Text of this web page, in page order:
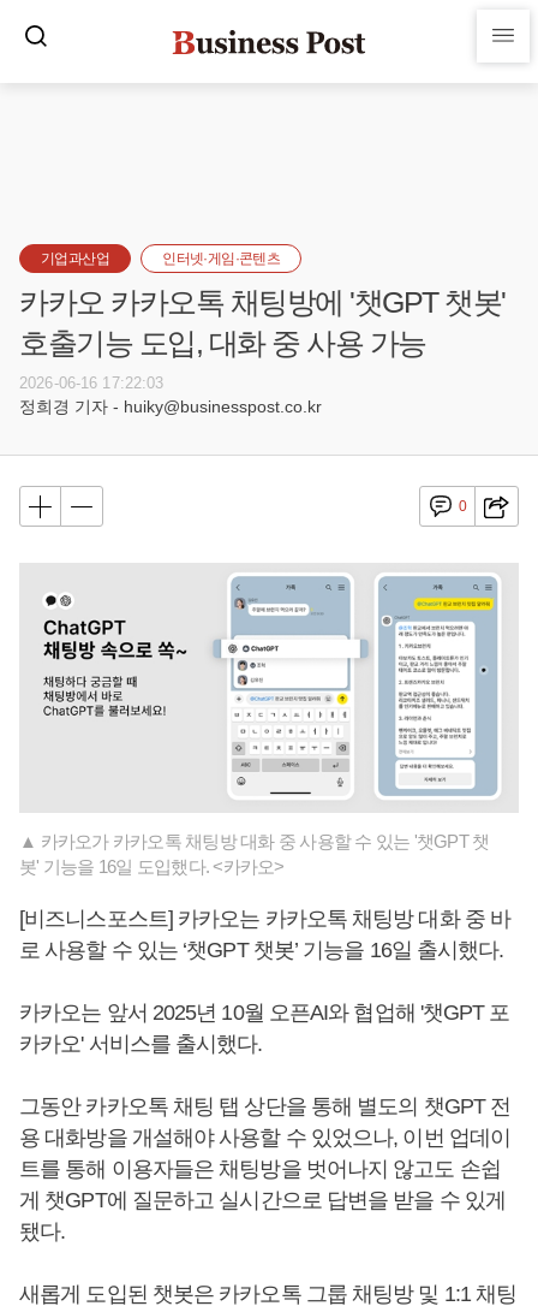
기업과산업 인터넷·게임·콘텐츠
카카오 카카오톡 채팅방에 '챗GPT 챗봇'
호출기능 도입, 대화 중 사용 가능
2026-06-16 17:22:03
정희경 기자 - huiky@businesspost.co.kr
0
▲ 카카오가 카카오톡 채팅방 대화 중 사용할 수 있는 '챗GPT 챗
봇' 기능을 16일 도입했다. <카카오>
[비즈니스포스트] 카카오는 카카오톡 채팅방 대화 중 바
로 사용할 수 있는 ‘챗GPT 챗봇’ 기능을 16일 출시했다.
카카오는 앞서 2025년 10월 오픈AI와 협업해 '챗GPT 포
카카오' 서비스를 출시했다.
그동안 카카오톡 채팅 탭 상단을 통해 별도의 챗GPT 전
용 대화방을 개설해야 사용할 수 있었으나, 이번 업데이
트를 통해 이용자들은 채팅방을 벗어나지 않고도 손쉽
게 챗GPT에 질문하고 실시간으로 답변을 받을 수 있게
됐다.
새롭게 도입된 챗봇은 카카오톡 그룹 채팅방 및 1:1 채팅